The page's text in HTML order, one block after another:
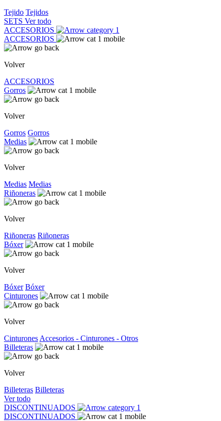
Tejido Tejidos
SETS Ver todo
ACCESORIOS
ACCESORIOS
Volver
ACCESORIOS
Gorros
Volver
Gorros Gorros
Medias
Volver
Medias Medias
Riñoneras
Volver
Riñoneras Riñoneras
Bóxer
Volver
Bóxer Bóxer
Cinturones
Volver
Cinturones Accesorios - Cinturones - Otros
Billeteras
Volver
Billeteras Billeteras
Ver todo
DISCONTINUADOS
DISCONTINUADOS